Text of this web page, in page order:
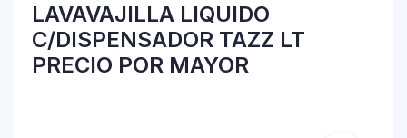
LAVAVAJILLA LIQUIDO
C/DISPENSADOR TAZZ LT
PRECIO POR MAYOR